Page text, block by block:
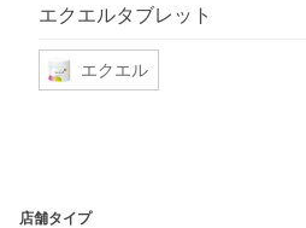
エクエルタブレット
エクエル
店舗タイプ